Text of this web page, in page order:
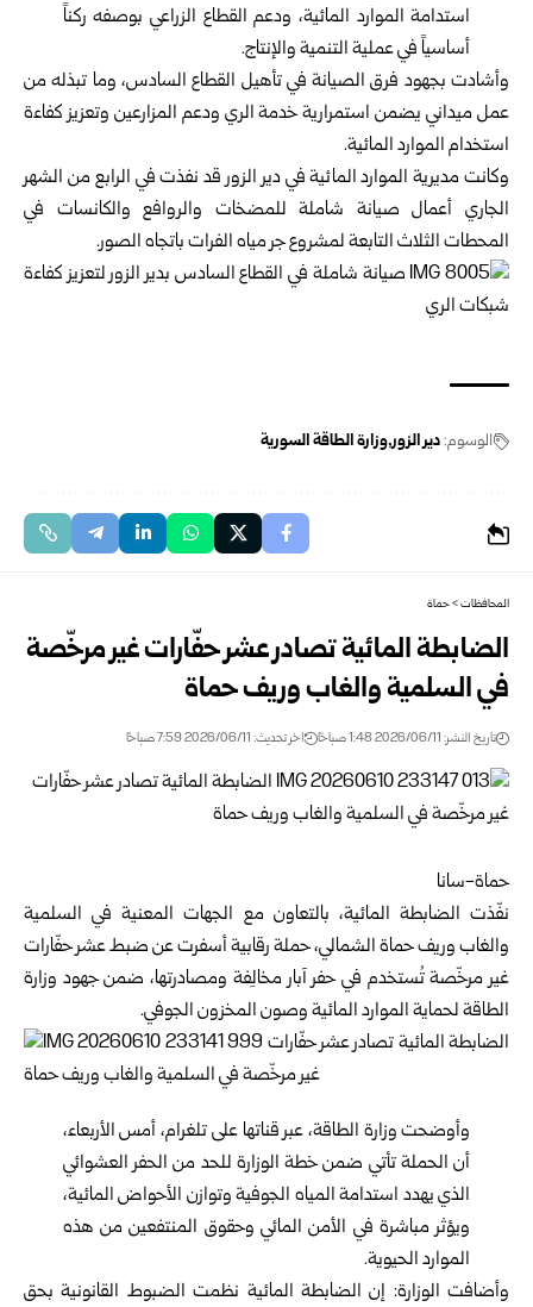
استدامة الموارد المائية، ودعم القطاع الزراعي بوصفه ركناً
أساسياً في عملية التنمية والإنتاج.
وأشادت بجهود فرق الصيانة في تأهيل القطاع السادس، وما تبذله من
عمل ميداني يضمن استمرارية خدمة الري ودعم المزارعين وتعزيز كفاءة
استخدام الموارد المائية.
وكانت مديرية الموارد المائية في دير الزور قد نفذت في الرابع من الشهر
الجاري أعمال صيانة شاملة للمضخات والروافع والكانسات في
المحطات الثلاث التابعة لمشروع جر مياه الفرات باتجاه الصور.
الوسوم:دير الزور وزارة الطاقة السورية
المحافظات>حماة
الضابطة المائية تصادر عشر حفّارات غير مرخّصة
في السلمية والغاب وريف حماة
تاريخ النشر: 2026/06/11 1:48 صباحًا اخر تحديث: 2026/06/11 7:59 صباحًا
حماة-سانا
نفّذت الضابطة المائية، بالتعاون مع الجهات المعنية في السلمية
والغاب وريفحماةالشمالي، حملة رقابية أسفرت عن ضبط عشر حفّارات
غير مرخّصة تُستخدم في حفر آبار مخالِفة ومصادرتها، ضمن جهود وزارة
الطاقة لحماية الموارد المائية وصون المخزون الجوفي.
وأوضحت وزارة الطاقة، عبر قناتها على تلغرام، أمس الأربعاء،
أن الحملة تأتي ضمن خطة الوزارة للحد من الحفر العشوائي
الذي يهدد استدامة المياه الجوفية وتوازن الأحواض المائية،
ويؤثر مباشرة في الأمن المائي وحقوق المنتفعين من هذه
الموارد الحيوية.
وأضافت الوزارة: إن الضابطة المائية نظمت الضبوط القانونية بحق